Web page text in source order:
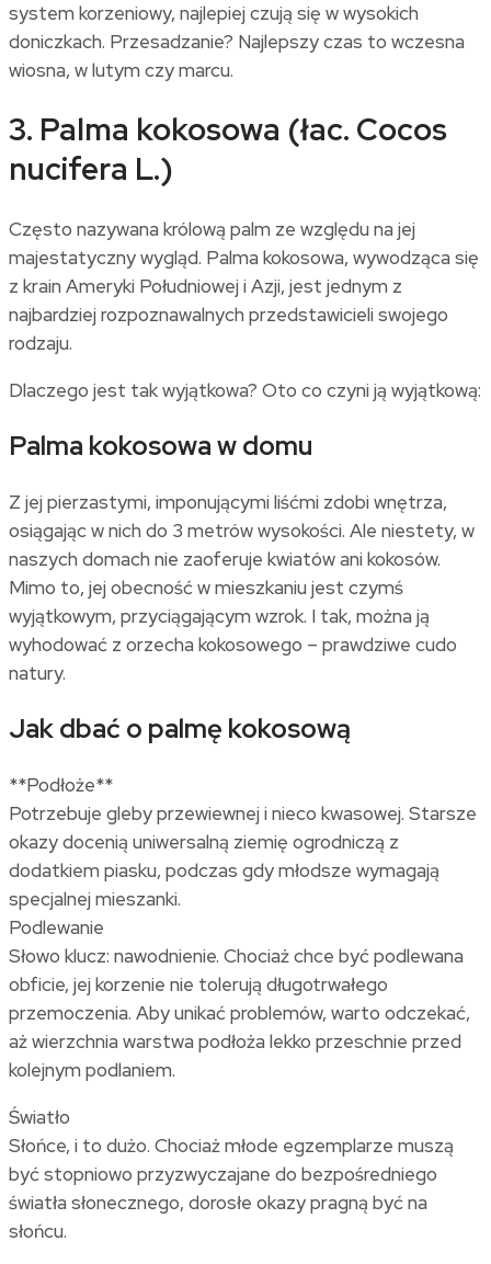
system korzeniowy, najlepiej czują się w wysokich
doniczkach. Przesadzanie? Najlepszy czas to wczesna
wiosna, w lutym czy marcu.
3. Palma kokosowa (łac. Cocos
nucifera L.)
Często nazywana królową palm ze względu na jej
majestatyczny wygląd. Palma kokosowa, wywodząca się
z krain Ameryki Południowej i Azji, jest jednym z
najbardziej rozpoznawalnych przedstawicieli swojego
rodzaju.
Dlaczego jest tak wyjątkowa? Oto co czyni ją wyjątkową:
Palma kokosowa w domu
Z jej pierzastymi, imponującymi liśćmi zdobi wnętrza,
osiągając w nich do 3 metrów wysokości. Ale niestety, w
naszych domach nie zaoferuje kwiatów ani kokosów.
Mimo to, jej obecność w mieszkaniu jest czymś
wyjątkowym, przyciągającym wzrok. I tak, można ją
wyhodować z orzecha kokosowego – prawdziwe cudo
natury.
Jak dbać o palmę kokosową
**Podłoże**
Potrzebuje gleby przewiewnej i nieco kwasowej. Starsze
okazy docenią uniwersalną ziemię ogrodniczą z
dodatkiem piasku, podczas gdy młodsze wymagają
specjalnej mieszanki.
Podlewanie
Słowo klucz: nawodnienie. Chociaż chce być podlewana
obficie, jej korzenie nie tolerują długotrwałego
przemoczenia. Aby unikać problemów, warto odczekać,
aż wierzchnia warstwa podłoża lekko przeschnie przed
kolejnym podlaniem.
Światło
Słońce, i to dużo. Chociaż młode egzemplarze muszą
być stopniowo przyzwyczajane do bezpośredniego
światła słonecznego, dorosłe okazy pragną być na
słońcu.